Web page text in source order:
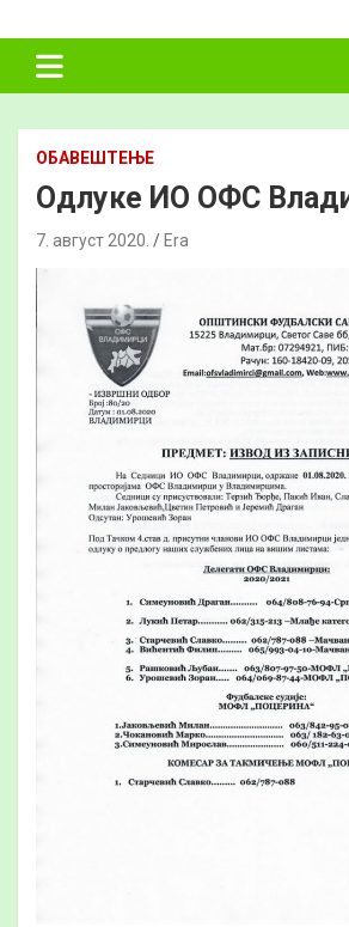
to
content
ФУДБАЛСКИ
САВЕЗ
ВЛАДИМИРЦИ
ОБАВЕШТЕЊЕ
Одлуке ИО ОФС
7. август 2020. Era